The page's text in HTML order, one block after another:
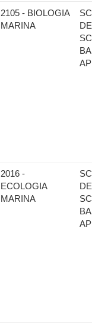
2105 - BIOLOGIA
MARINA
2016 -
ECOLOGIA
MARINA